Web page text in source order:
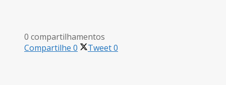
0 compartilhamentos
Compartilhe 0 Tweet0